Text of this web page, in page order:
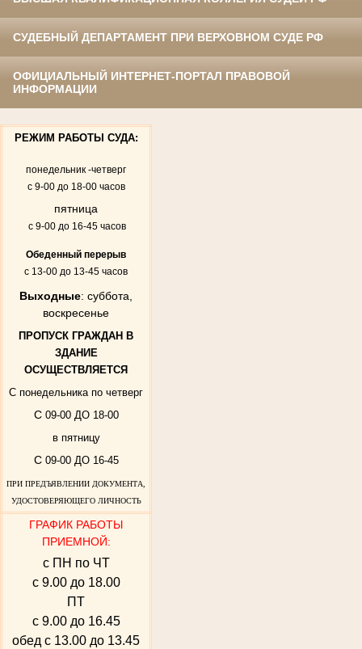
СУДЕБНЫЙ ДЕПАРТАМЕНТ ПРИ ВЕРХОВНОМ СУДЕ РФ
ОФИЦИАЛЬНЫЙ ИНТЕРНЕТ-ПОРТАЛ ПРАВОВОЙ
ИНФОРМАЦИИ
РЕЖИМ РАБОТЫ СУДА:
понедельник -четверг
с 9-00 до 18-00 часов
пятница
с 9-00 до 16-45 часов
Обеденный перерыв
с 13-00 до 13-45 часов
Выходные: суббота,
воскресенье
ПРОПУСК ГРАЖДАН В
ЗДАНИЕ
ОСУЩЕСТВЛЯЕТСЯ
С понедельника по четверг
С09-00 ДО 18-00
в пятницу
С09-00 ДО 16-45
ПРИ ПРЕДЪЯВЛЕНИИ ДОКУМЕНТА,
УДОСТОВЕРЯЮЩЕГО ЛИЧНОСТЬ
ГРАФИК РАБОТЫ
ПРИЕМНОЙ:
с ПН по ЧТ
с 9.00 до 18.00
ПТ
с 9.00 до 16.45
обед с 13.00 до 13.45